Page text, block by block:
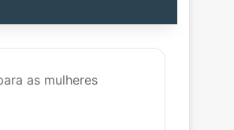
as mulheres